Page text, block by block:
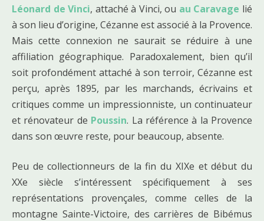
Léonard de Vinci, attaché à Vinci, ou au Caravage lié
à son lieu d’origine, Cézanne est associé à la Provence.
Mais cette connexion ne saurait se réduire à une
affiliation géographique. Paradoxalement, bien qu’il
soit profondément attaché à son terroir, Cézanne est
perçu, après 1895, par les marchands, écrivains et
critiques comme un impressionniste, un continuateur
et rénovateur de Poussin. La référence à la Provence
dans son œuvre reste, pour beaucoup, absente.
Peu de collectionneurs de la fin du XIXe et début du
XXe siècle s’intéressent spécifiquement à ses
représentations provençales, comme celles de la
montagne Sainte-Victoire, des carrières de Bibémus